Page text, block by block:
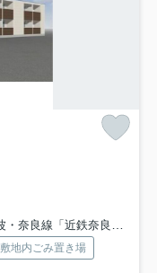
鉄奈良」駅 バス10分 奈良交通「春日中学校」 停歩4分
敷地内ごみ置き場